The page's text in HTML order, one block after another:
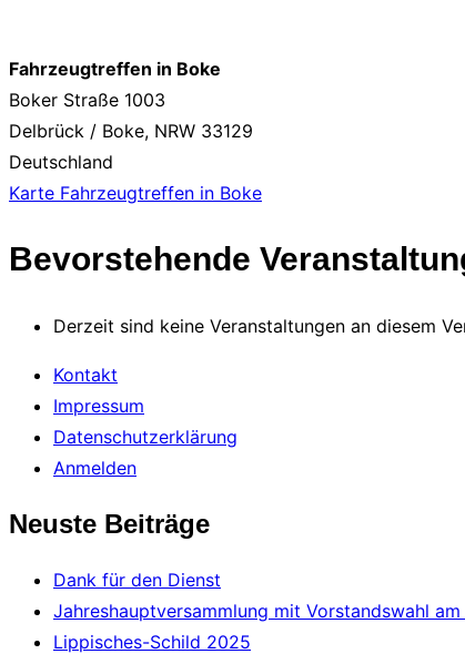
Fahrzeugtreffen in Boke
Boker Straße 1003
Delbrück / Boke, NRW 33129
Deutschland
Karte Fahrzeugtreffen in Boke
Bevorstehende
Derzeit sind keine Veranstaltungen an diesem
Kontakt
Impressum
Datenschutzerklärung
Anmelden
Neuste Beiträge
Dank für den Dienst
Jahreshauptversammlung mit Vorstandswahl
Lippisches-Schild 2025